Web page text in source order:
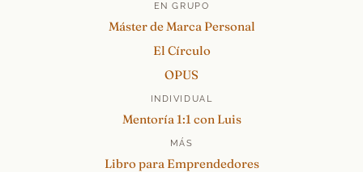
EN GRUPO
Máster de Marca Personal
El Círculo
OPUS
INDIVIDUAL
Mentoría 1:1 con Luis
MÁS
Libro para Emprendedores